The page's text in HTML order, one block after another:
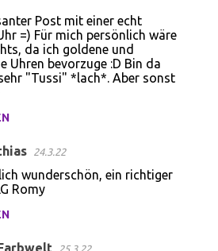
Post mit einer echt
=) Für mich persönlich wäre
da ich goldene und
Uhren bevorzuge :D Bin da
"Tussi" *lach*. Aber sonst
24.3.22
wunderschön, ein richtiger
Romy
25.3.22